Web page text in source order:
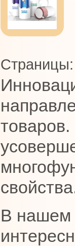
Страницы:
В нашем